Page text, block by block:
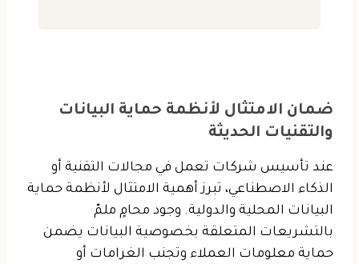
ضمان الامتثال لأنظمة حماية البيانات
والتقنيات الحديثة
عند تأسيس شركات تعمل في مجالات التقنية أو
الذكاء الاصطناعي، تبرز أهمية الامتثال لأنظمة حماية
البيانات المحلية والدولية. وجود محامٍ ملمّ
بالتشريعات المتعلقة بخصوصية البيانات يضمن
حماية معلومات العملاء وتجنب الغرامات أو